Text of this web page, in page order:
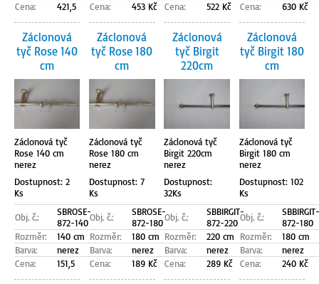
Cena:
421,5
Cena:
453 Kč
Cena:
522 Kč
Cena:
630 Kč
Záclonová
tyč Rose 140
cm
Záclonová tyč
Rose 140 cm
nerez
Dostupnost: 2
Ks
Obj. č.:
SBROSE-
872-140
Rozměr:
140 cm
Barva:
nerez
Cena:
151,5
Záclonová
tyč Rose 180
cm
Záclonová tyč
Rose 180 cm
nerez
Dostupnost: 7
Ks
Obj. č.:
SBROSE-
872-180
Rozměr:
180 cm
Barva:
nerez
Cena:
189 Kč
Záclonová
tyč Birgit
220cm
Záclonová tyč
Birgit 220cm
nerez
Dostupnost:
32Ks
Obj. č.:
SBBIRGIT-
872-220
Rozměr:
220 cm
Barva:
nerez
Cena:
289 Kč
Záclonová
tyč Birgit 180
cm
Záclonová tyč
Birgit 180 cm
nerez
Dostupnost: 102
Ks
Obj. č.:
SBBIRGIT-
872-180
Rozměr:
180 cm
Barva:
nerez
Cena:
240 Kč